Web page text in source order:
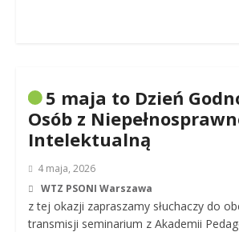
5 maja to Dzień
Osób z
Intelektualną
4 maja, 2026
WTZ PSONI Warszawa
z tej okazji zapraszamy słuchaczy do
transmisji seminarium z Akademii